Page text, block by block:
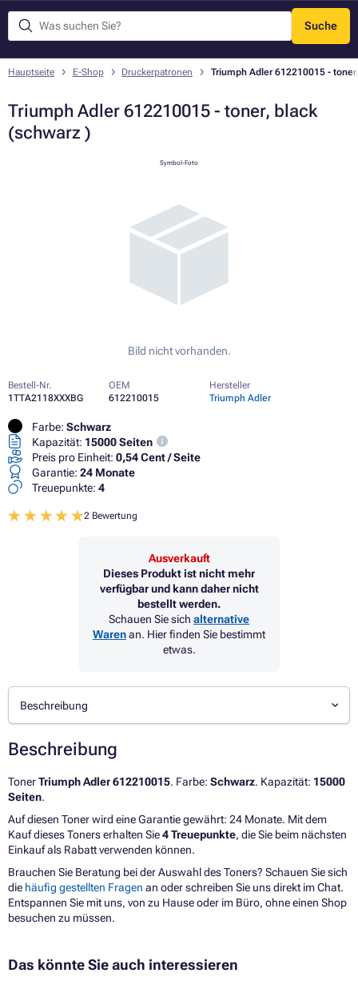
Suche
Menü
Hauptseite E-Shop Druckerpatronen Triumph Adler 612210015 -
Triumph Adler 612210015 - toner, black
(schwarz )
Symbol-Foto
Bild nicht vorhanden.
Bestell-Nr.
1TTA2118XXXBG
OEM
612210015
Hersteller
Triumph Adler
Farbe: Schwarz
Kapazität: 15000 Seiten
Preis pro Einheit: 0,54 Cent / Seite
Garantie: 24 Monate
Treuepunkte: 4
2 Bewertung
Ausverkauft
Dieses Produkt ist nicht mehr
verfügbar und kann daher nicht
bestellt werden.
Schauen Sie sich alternative
Warenan. Hier finden Sie bestimmt
etwas.
Beschreibung
Beschreibung
TonerTriumph Adler 612210015. Farbe: Schwarz. Kapazität: 15000
Seiten.
Auf diesen Toner wird eine Garantie gewährt: 24 Monate. Mit dem
Kauf dieses Toners erhalten Sie4 Treuepunkte, die Sie beim nächsten
Einkauf als Rabatt verwenden können.
Brauchen Sie Beratung bei der Auswahl des Toners? Schauen Sie sich
die häufig gestellten Fragen an oder schreiben Sie uns direkt im Chat.
Entspannen Sie mit uns, von zu Hause oder im Büro, ohne einen Shop
besuchen zu müssen.
Das könnte Sie auch interessieren